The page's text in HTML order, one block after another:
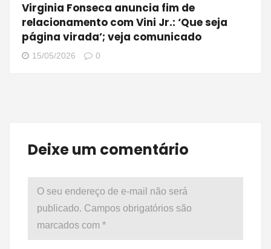
Virginia Fonseca anuncia fim de
relacionamento com Vini Jr.: ‘Que seja
página virada’; veja comunicado
15/05/2026 0
Deixe um comentário
O seu endereço de e-mail não será
publicado. Campos obrigatórios são
marcados com *